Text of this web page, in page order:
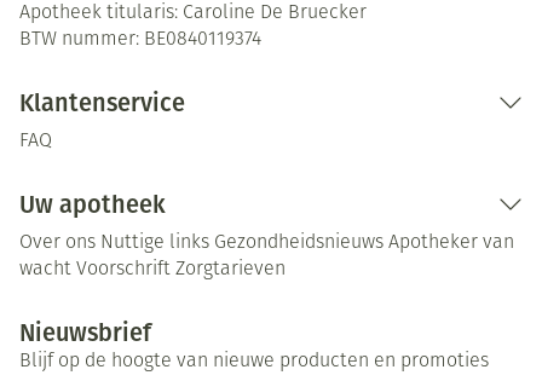
Apotheek titularis: Caroline De Bruecker
BTW nummer: BE0840119374
Klantenservice
FAQ
Uw apotheek
Over ons Nuttige links Gezondheidsnieuws Apotheker van
wacht Voorschrift Zorgtarieven
Nieuwsbrief
Blijf op de hoogte van nieuwe producten en promoties